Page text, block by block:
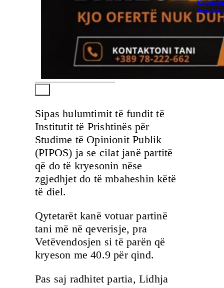
Sipas hulumtimit të fundit të
Institutit të Prishtinës për
Studime të Opinionit Publik
(PIPOS) ja se cilat janë partitë
që do të kryesonin nëse
zgjedhjet do të mbaheshin këtë
të diel.
Qytetarët kanë votuar partinë
tani më në qeverisje, pra
Vetëvendosjen si të parën që
kryeson me 40.9 për qind.
Pas saj radhitet partia, Lidhja
Kasami
Investim